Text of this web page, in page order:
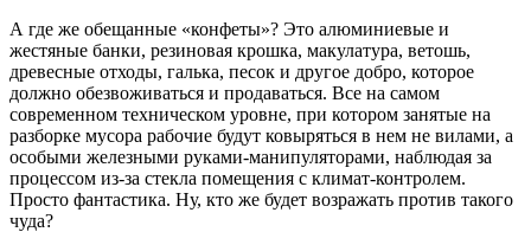
А где же обещанные «конфеты»? Это алюминиевые и
жестяные банки, резиновая крошка, макулатура, ветошь,
древесные отходы, галька, песок и другое добро, которое
должно обезвоживаться и продаваться. Все на самом
современном техническом уровне, при котором занятые на
разборке мусора рабочие будут ковыряться в нем не вилами, а
особыми железными руками-манипуляторами, наблюдая за
процессом из-за стекла помещения с климат-контролем.
Просто фантастика. Ну, кто же будет возражать против такого
чуда?